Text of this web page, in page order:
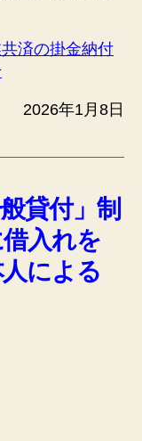
済の掛金納付
2026年1月8日
貸付」制
入れを
による